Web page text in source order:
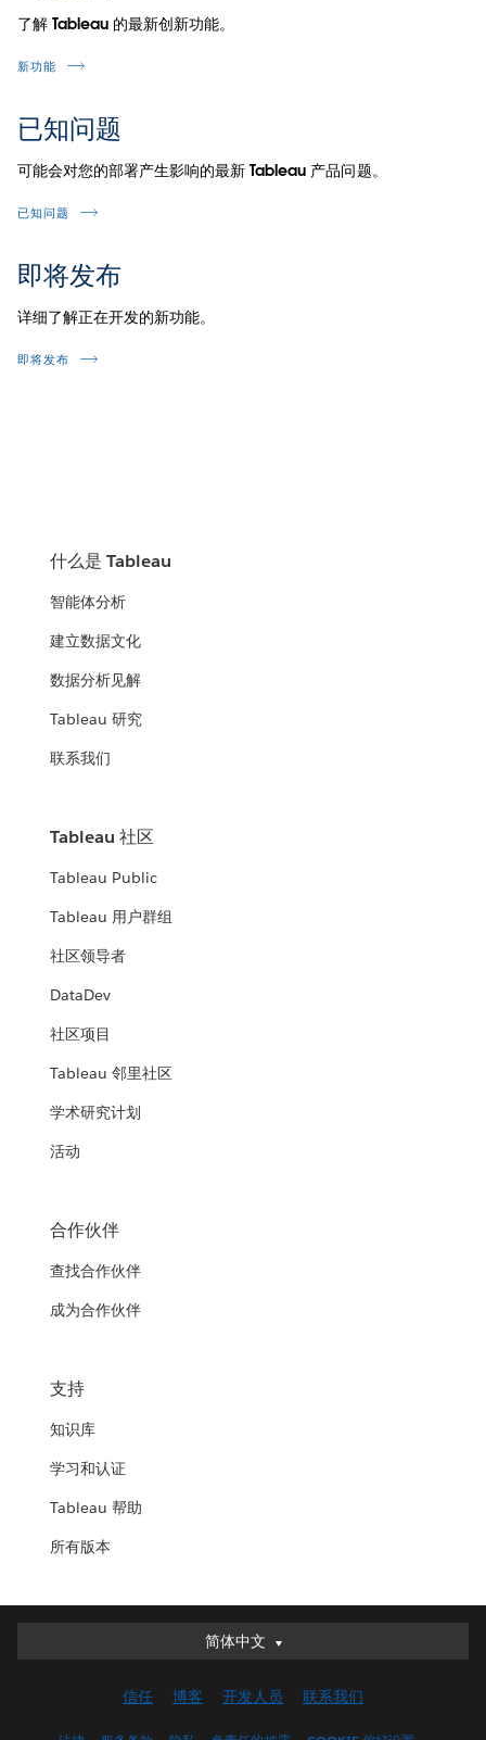
了解 Tableau 的最新创新功能。
新功能
已知问题
可能会对您的部署产生影响的最新 Tableau 产品问题。
已知问题
即将发布
详细了解正在开发的新功能。
即将发布
什么是 Tableau
智能体分析
建立数据文化
数据分析见解
Tableau 研究
联系我们
Tableau 社区
Tableau Public
Tableau 用户群组
社区领导者
DataDev
社区项目
Tableau 邻里社区
学术研究计划
活动
合作伙伴
查找合作伙伴
成为合作伙伴
支持
知识库
学习和认证
Tableau 帮助
所有版本
简体中文
简体中文
English (UK)
信任 博客 开发人员 联系我们